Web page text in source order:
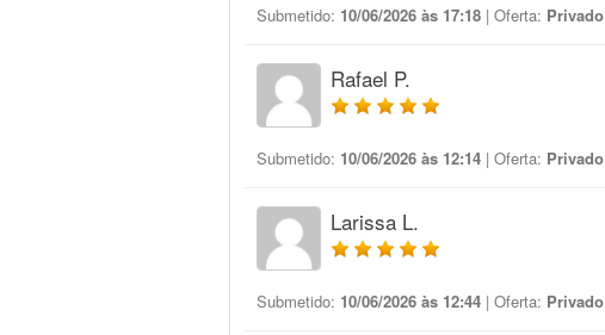
Submetido: 10/06/2026 às 17:18 | Oferta: Privado
Rafael P.
Submetido: 10/06/2026 às 12:14 | Oferta: Privado
Larissa L.
Submetido: 10/06/2026 às 12:44 | Oferta: Privado